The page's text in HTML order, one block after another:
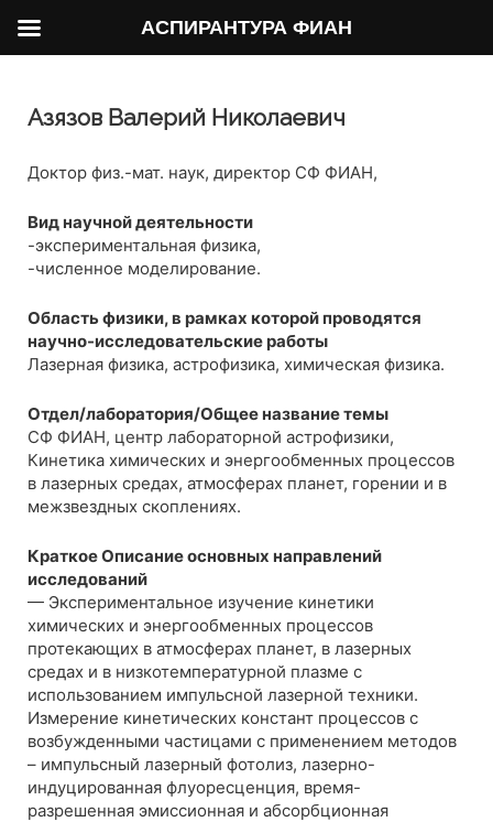
Азязов Валерий Николаевич
Доктор физ.-мат. наук, директор СФ ФИАН,
Вид научной деятельности
-экспериментальная физика,
-численное моделирование.
Область физики, в рамках которой проводятся
научно-исследовательские работы
Лазерная физика, астрофизика, химическая физика.
Отдел/лаборатория/Общее название темы
СФ ФИАН, центр лабораторной астрофизики,
Кинетика химических и энергообменных процессов
в лазерных средах, атмосферах планет, горении и в
межзвездных скоплениях.
Краткое Описание основных направлений
исследований
— Экспериментальное изучение кинетики
химических и энергообменных процессов
протекающих в атмосферах планет, в лазерных
средах и в низкотемпературной плазме с
использованием импульсной лазерной техники.
Измерение кинетических констант процессов с
возбужденными частицами с применением методов
– импульсный лазерный фотолиз, лазерно-
индуцированная флуоресценция, время-
разрешенная эмиссионная и абсорбционная
АСПИРАНТУРА ФИАН